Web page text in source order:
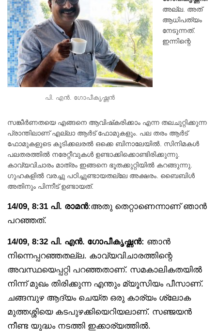
പി. എൻ. ഗോപീകൃഷ്ണൻ
അല്ല. അത്
ആധിപത്യം
നേടുന്നത്.
ഇന്നിന്റെ
സങ്കീർണതയെ എങ്ങനെ ആവിഷ്‌കരിക്കാം എന്ന തലചുറ്റിക്കുന്ന
പ്രാന്തിലാണ് എല്ലാ ആർട് ഫോമുകളും. പല തരം ആർട്
ഫോമുകളുടെ കൂടിക്കലരൽ ഒക്കെ ബിനാലേയിൽ. സിനിമകൾ
പലതരത്തിൽ നരേറ്റീവുകൾ ഉണ്ടാക്കിക്കൊണ്ടിരിക്കുന്നു.
കാവ്യവിചാരം മാത്രം ഇങ്ങനെ ഭൂതക്കുറ്റിയിൽ കറങ്ങുന്നു.
ഗുഹകളിൽ വരച്ചു പഠിച്ചുണ്ടായതല്ലേ അക്ഷരം. ബൈബിൾ
അതിനും പിന്നീട് ഉണ്ടായത്.
14/09, 8:31 പി. രാമൻ:അതു തെറ്റാണെന്നാണ് ഞാൻ
പറഞ്ഞത്.
14/09, 8:32 പി. എൻ. ഗോപീകൃഷ്ണൻ: ഞാൻ
നിന്നെപ്പറഞ്ഞതല്ല. കാവ്യവിചാരത്തിന്റെ
അവസ്ഥയെപ്പറ്റി പറഞ്ഞതാണ്. സമകാലികതയിൽ
നിന്ന് മുഖം തിരിക്കുന്ന എന്തും മ്യൂസിയം പീസാണ്.
ചങ്ങമ്പുഴ ആദ്യം ചെയ്ത ഒരു കാര്യം ശ്ലോക
മുത്തശ്ശിയെ കടപുഴക്കിയെറിയലാണ്. സഞ്ജയൻ
നീണ്ട യുദ്ധം നടത്തി ഇക്കാര്യത്തിൽ.